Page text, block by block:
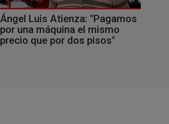
Ángel Luis Atienza: "Pagamos
por una máquina el mismo
precio que por dos pisos"